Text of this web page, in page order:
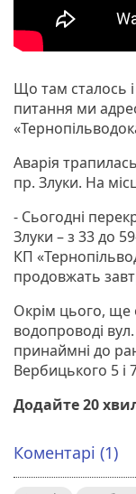
Що там сталось
питання ми
Аварія
пр. Злуки. На
- Сьогодні
Злуки – з 33 до
КП
продовжать
Окрім цього, ще
водопроводі
принаймні до
Вербицького 5 і
Додайте 20
Коментарі (1)